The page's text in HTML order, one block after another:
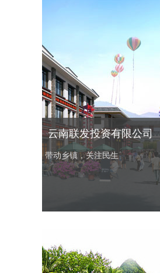
云南联发投资有限公司
带动乡镇，关注民生